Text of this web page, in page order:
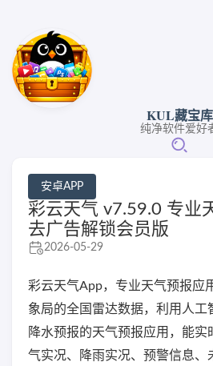
KUL藏宝库
纯净软件爱好
安卓APP
彩云天气 v7.59.0 专业
去广告解锁会员版
2026-05-29
彩云天气App，专业天气预报应
象局的全国雷达数据，利用人工
降水预报的天气预报应用，能实
气实况、降雨实况、预警信息、